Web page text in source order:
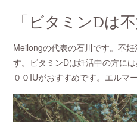
Meilongの代表の石川です。不
す。ビタミンDは妊活中の方に
００IUがおすすめです。エルマ